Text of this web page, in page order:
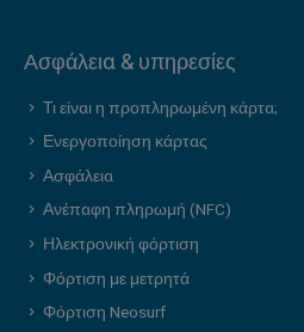
Ασφάλεια & υπηρεσίες
Τι είναι η προπληρωμένη κάρτα;
Ενεργοποίηση κάρτας
Ασφάλεια
Ανέπαφη πληρωμή (NFC)
Ηλεκτρονική φόρτιση
Φόρτιση με μετρητά
Φόρτιση Neosurf